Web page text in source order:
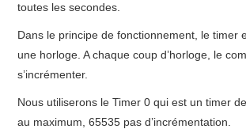
toutes les secondes.
Dans le principe de fonctionnement, le timer
une horloge. A chaque coup d’horloge, le
s’incrémenter.
Nous utiliserons le Timer 0 qui est un timer
au maximum, 65535 pas d’incrémentation.